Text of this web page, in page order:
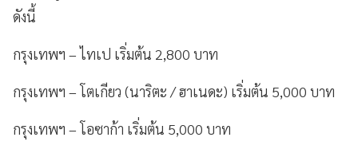
ดังนี้
กรุงเทพฯ – ไทเป เริ่มต้น 2,800 บาท
กรุงเทพฯ – โตเกียว (นาริตะ / ฮาเนดะ) เริ่มต้น 5,000 บาท
กรุงเทพฯ – โอซาก้า เริ่มต้น 5,000 บาท